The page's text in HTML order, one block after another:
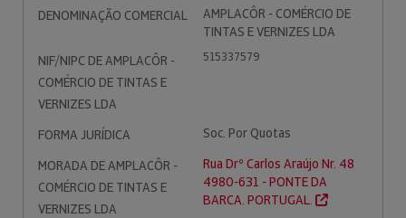
DENOMINAÇÃO COMERCIAL
AMPLACÔR - COMÉRCIO DE
TINTAS E VERNIZES LDA
NIF/NIPC DE AMPLACÔR -
COMÉRCIO DE TINTAS E
VERNIZES LDA
515337579
FORMA JURÍDICA
Soc. Por Quotas
MORADA DE AMPLACÔR -
COMÉRCIO DE TINTAS E
VERNIZES LDA
Rua Drº Carlos Araújo Nr. 48
4980-631 - PONTE DA
BARCA. PORTUGAL.